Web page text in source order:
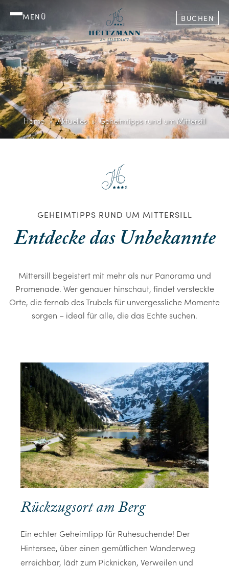
MENÜ BUCHEN
Home Aktuelles Geheimtipps rund um Mittersill
GEHEIMTIPPS RUND UM MITTERSILL
Entdecke das Unbekannte
Mittersill begeistert mit mehr als nur Panorama und
Promenade. Wer genauer hinschaut, findet versteckte
Orte, die fernab des Trubels für unvergessliche Momente
sorgen – ideal für alle, die das Echte suchen.
Rückzugsort am Berg
Ein echter Geheimtipp für Ruhesuchende! Der
Hintersee, über einen gemütlichen Wanderweg
erreichbar, lädt zum Picknicken, Verweilen und